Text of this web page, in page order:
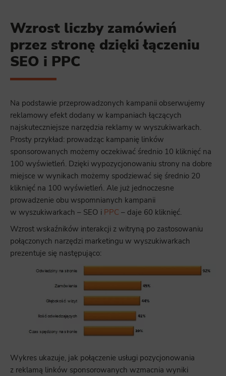
Wzrost liczby zamówień
przez stronę dzięki łączeniu
SEO i PPC
Na podstawie przeprowadzonych kampanii obserwujemy
reklamowy efekt dodany w kampaniach łączących
najskuteczniejsze narzędzia reklamy w wyszukiwarkach.
Prosty przykład: prowadząc kampanię linków
sponsorowanych możemy oczekiwać średnio 10 kliknięć na
100 wyświetleń. Dzięki wypozycjonowaniu strony na dobre
miejsce w wynikach możemy spodziewać się średnio 20
kliknięć na 100 wyświetleń. Ale już jednoczesne
prowadzenie obu wspomnianych kampanii
w wyszukiwarkach – SEO i PPC – daje 60 kliknięć.
Wzrost wskaźników interakcji z witryną po zastosowaniu
połączonych narzędzi marketingu w wyszukiwarkach
prezentuje się następująco:
Wykres ukazuje, jak połączenie usługi pozycjonowania
z reklamą linków sponsorowanych wzmacnia wyniki